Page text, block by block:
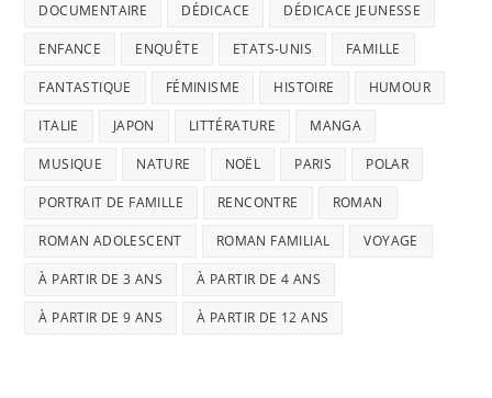
DOCUMENTAIRE DÉDICACE DÉDICACE JEUNESSE
ENFANCE ENQUÊTE ETATS-UNIS FAMILLE
FANTASTIQUE FÉMINISME HISTOIRE HUMOUR
ITALIE JAPON LITTÉRATURE MANGA
MUSIQUE NATURE NOËL PARIS POLAR
PORTRAIT DE FAMILLE RENCONTRE ROMAN
ROMAN ADOLESCENT ROMAN FAMILIAL VOYAGE
À PARTIR DE 3 ANS À PARTIR DE 4 ANS
À PARTIR DE 9 ANS À PARTIR DE 12 ANS